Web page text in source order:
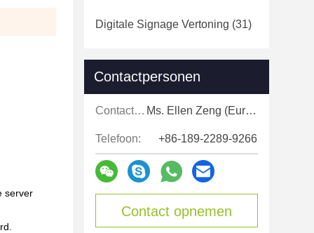
server
Digitale Signage Vertoning (31)
Contactpersonen
Contactpersonen: Ms. Ellen Zeng (Europe, North and Shouth America)
Telefoon: +86-189-2289-9266
Contact opnemen